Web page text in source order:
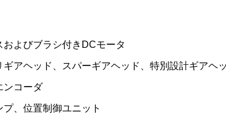
およびブラシ付きDCモータ
ギアヘッド、スパーギアヘッド、特別設計ギアヘ
ンコーダ
プ、位置制御ユニット